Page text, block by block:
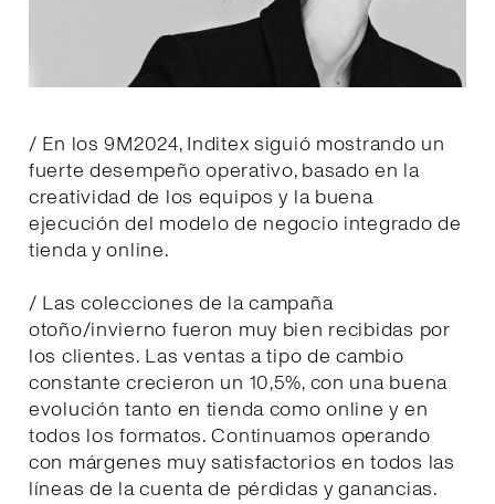
/ En los 9M2024, Inditex siguió mostrando un
fuerte desempeño operativo, basado en la
creatividad de los equipos y la buena
ejecución del modelo de negocio integrado de
tienda y online.
/ Las colecciones de la campaña
otoño/invierno fueron muy bien recibidas por
los clientes. Las ventas a tipo de cambio
constante crecieron un 10,5%, con una buena
evolución tanto en tienda como online y en
todos los formatos. Continuamos operando
con márgenes muy satisfactorios en todos las
líneas de la cuenta de pérdidas y ganancias.